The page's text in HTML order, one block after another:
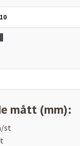
mått (mm):
st